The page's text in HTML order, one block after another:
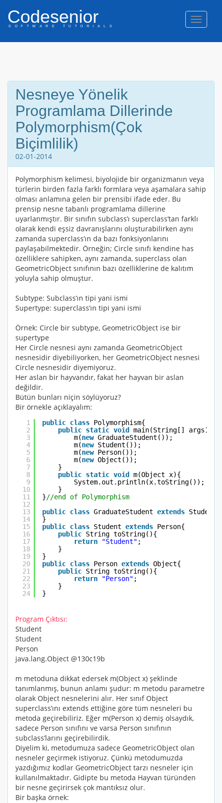
Codesenior
SOFTWARE TUTORIALS
Nesneye Yönelik
Programlama Dillerinde
Polymorphism(Çok
Biçimlilik)
02-01-2014
Polymorphism kelimesi, biyolojide bir organizmanın veya
türlerin birden fazla farklı formlara veya aşamalara sahip
olması anlamına gelen bir prensibi ifade eder. Bu
prensip nesne tabanlı programlama dillerine
uyarlanmıştır. Bir sınıfın subclass’ı superclass’tan farklı
olarak kendi eşsiz davranışlarını oluşturabilirken aynı
zamanda superclass’ın da bazı fonksiyonlarını
paylaşabilmektedir. Örneğin; Circle sınıfı kendine has
özelliklere sahipken, aynı zamanda, superclass olan
GeometricObject sınıfının bazı özelliklerine de kalıtım
yoluyla sahip olmuştur.
Subtype: Subclass’ın tipi yani ismi
Supertype: superclass’ın tipi yani ismi
Örnek: Circle bir subtype, GeometricObject ise bir
supertype
Her Circle nesnesi aynı zamanda GeometricObject
nesnesidir diyebiliyorken, her GeometricObject nesnesi
Circle nesnesidir diyemiyoruz.
Her aslan bir hayvandır, fakat her hayvan bir aslan
değildir.
Bütün bunları niçin söylüyoruz?
Bir örnekle açıklayalım:
1
2
3
4
5
6
7
8
9
10
11
12
13
14
15
16
17
18
19
20
21
22
23
24
public class Polymorphism{
public static void
main(String[] args){
m(new GraduateStudent());
m(new Student());
m(new Person());
m(new Object());
}
public static void
m(Object x){
System.out.println(x.toString());
}
}//end of Polymorphism
public class GraduateStudent extends Student{
}
public class Student extends Person{
public String toString(){
return
"Student" ;
}
}
public class Person extends Object{
public String toString(){
return
"Person" ;
}
}
Program Çıktısı:
Student
Student
Person
java.lang.Object @130c19b
m metoduna dikkat edersek m(Object x) şeklinde
tanımlanmış, bunun anlamı şudur: m metodu parametre
olarak Object nesnelerini alır. Her sınıf Object
superclass’ını extends ettiğine göre tüm nesneleri bu
metoda geçirebiliriz. Eğer m(Person x) demiş olsaydık,
sadece Person sınıfını ve varsa Person sınıfının
subclass’larını geçirebilirdik.
Diyelim ki, metodumuza sadece GeometricObject olan
nesneler geçirmek istiyoruz. Çünkü metodumuzda
yazdığımız kodlar GeometricObject tarzı nesneler için
kullanılmaktadır. Gidipte bu metoda Hayvan türünden
bir nesne geçirirsek çok mantıksız olur.
Bir başka örnek: